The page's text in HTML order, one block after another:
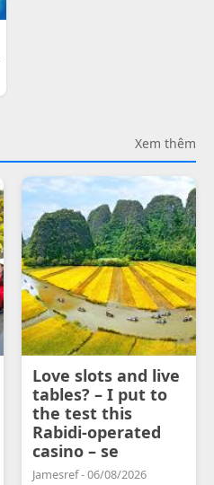
Xem thêm
Love slots and live
tables? – I put to
the test this
Rabidi-operated
casino – se
Jamesref - 06/08/2026